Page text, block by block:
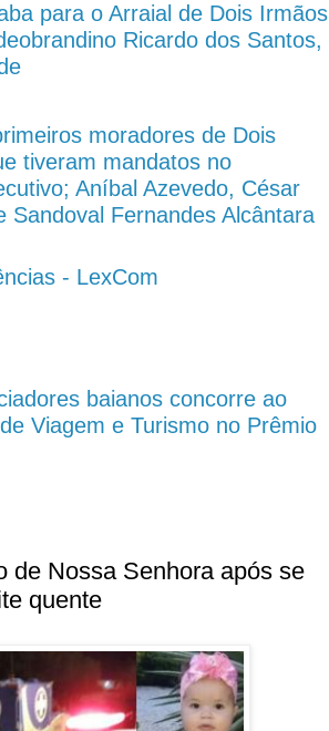
para o Arraial de Dois Irmãos
Ricardo dos Santos,
moradores de Dois
tiveram mandatos no
Aníbal Azevedo, César
Sandoval Fernandes Alcântara
- LexCom
baianos concorre ao
Viagem e Turismo no Prêmio
de Nossa Senhora após se
quente